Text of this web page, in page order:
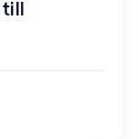
till